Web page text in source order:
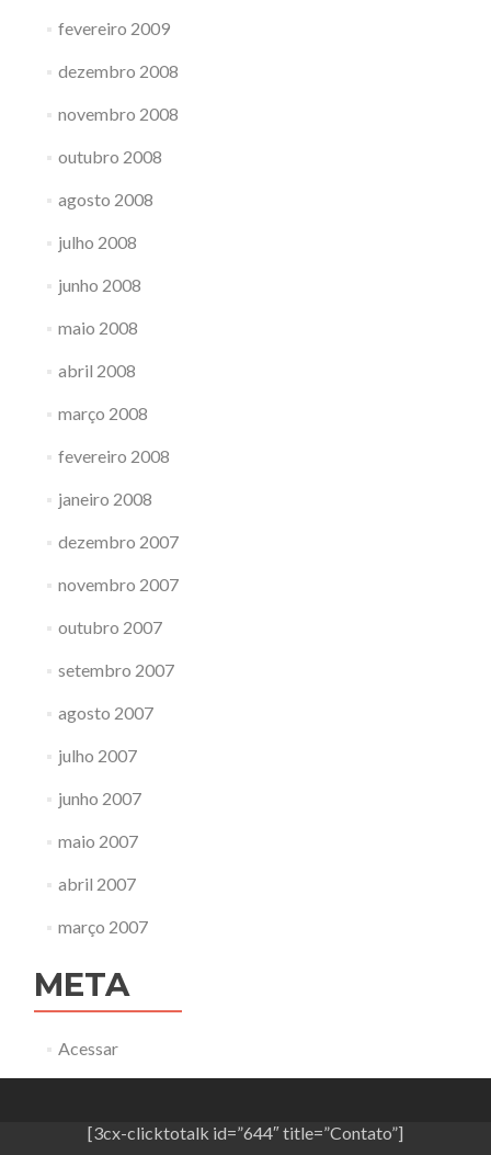
fevereiro 2009
dezembro 2008
novembro 2008
outubro 2008
agosto 2008
julho 2008
junho 2008
maio 2008
abril 2008
março 2008
fevereiro 2008
janeiro 2008
dezembro 2007
novembro 2007
outubro 2007
setembro 2007
agosto 2007
julho 2007
junho 2007
maio 2007
abril 2007
março 2007
META
Acessar
[3cx-clicktotalk id=”644″ title=”Contato”]